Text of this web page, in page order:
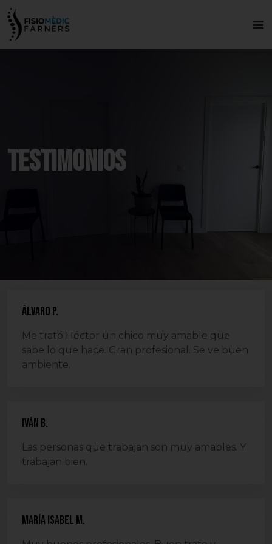
Testimonios
Álvaro P.
Me trató Héctor un chico muy amable que
sabe lo que hace. Gran profesional. Se ve buen
ambiente.
Iván B.
Las personas que trabajan son muy amables. Y
trabajan bien.
María Isabel M.